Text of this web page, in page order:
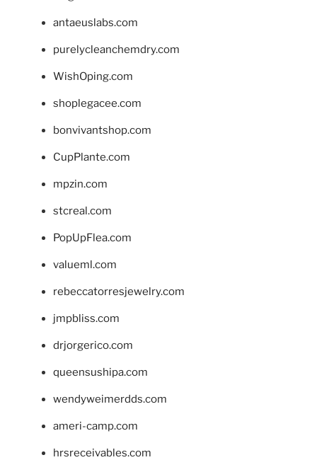
antaeuslabs.com
purelycleanchemdry.com
WishOping.com
shoplegacee.com
bonvivantshop.com
CupPlante.com
mpzin.com
stcreal.com
PopUpFlea.com
valueml.com
rebeccatorresjewelry.com
jmpbliss.com
drjorgerico.com
queensushipa.com
wendyweimerdds.com
ameri-camp.com
hrsreceivables.com